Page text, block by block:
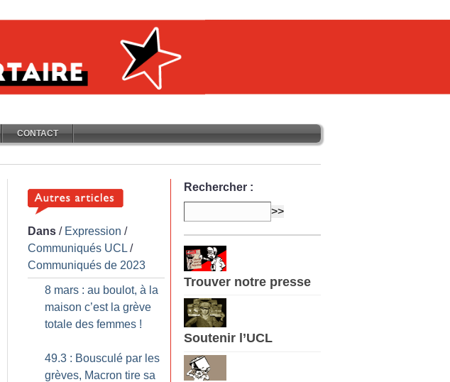
CONTACT
Dans / Expression /
Communiqués UCL /
Communiqués de 2023
8 mars : au boulot, à la
maison c’est la grève
totale des femmes !
49.3 : Bousculé par les
grèves, Macron tire sa
Rechercher :
Trouver notre presse
Soutenir l’UCL